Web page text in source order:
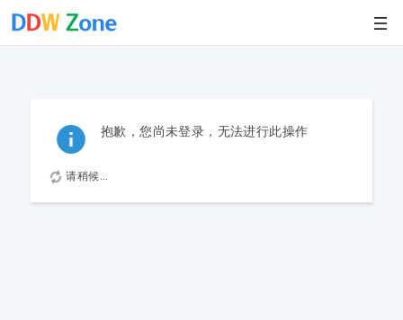
抱歉，您尚未登录，无法进行此操作
请稍候...